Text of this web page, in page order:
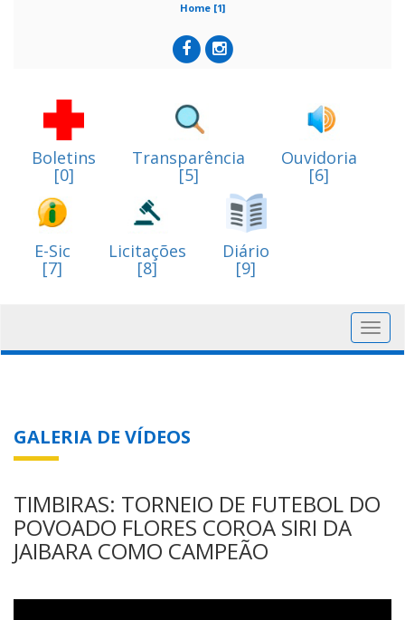
Home [1]
Boletins
[0]
Transparência
[5]
Ouvidoria
[6]
E-Sic
[7]
Licitações
[8]
Diário
[9]
GALERIA DE VÍDEOS
TIMBIRAS: TORNEIO DE FUTEBOL DO
POVOADO FLORES COROA SIRI DA
JAIBARA COMO CAMPEÃO